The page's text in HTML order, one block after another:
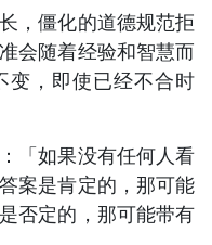
，僵化的道德规范拒
会随着经验和智慧而
变，即使已经不合时
「如果没有任何人看
案是肯定的，那可能
否定的，那可能带有